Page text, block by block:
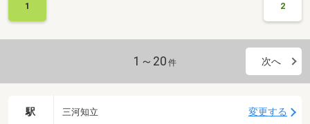
1 2
1～20 件 次へ
駅 三河知立 変更する